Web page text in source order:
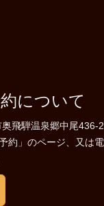
について
飛騨温泉郷中尾436-
約」のページ、又は